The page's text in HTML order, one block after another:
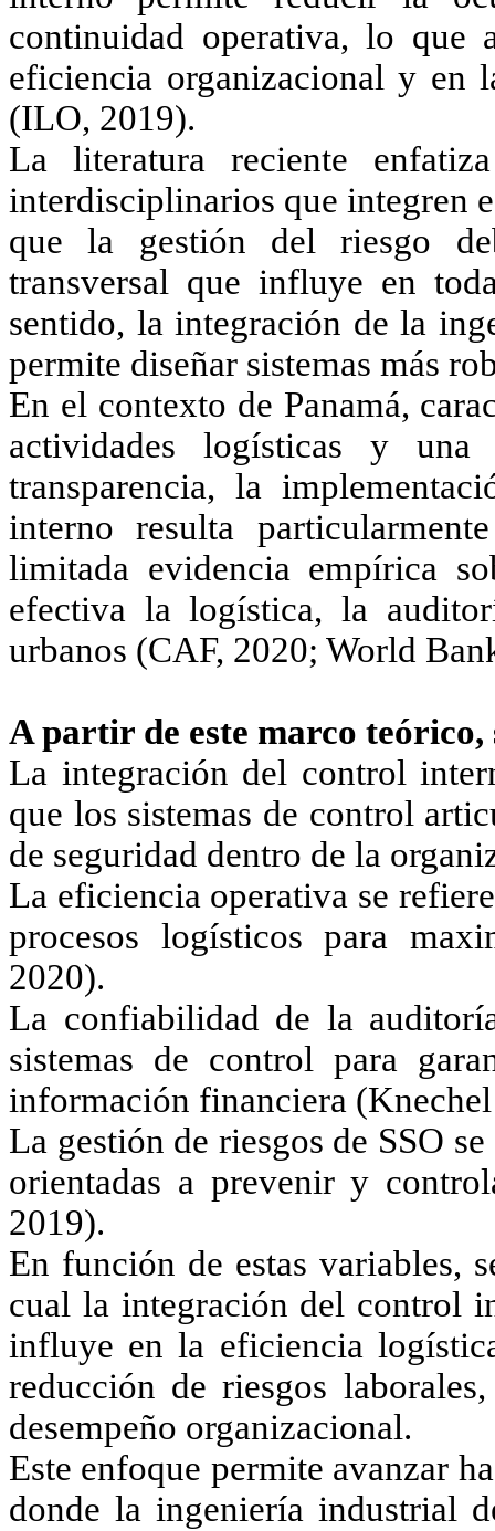
continuidad operativa, lo que
eficiencia organizacional y en
(ILO, 2019).
La literatura reciente
interdisciplinarios que integren
que la gestión del riesgo
transversal que influye en
sentido, la integración de la
permite diseñar sistemas más
En el contexto de Panamá,
actividades logísticas y
transparencia, la
interno resulta
limitada evidencia empírica
efectiva la logística, la
urbanos (CAF, 2020; World
A partir de este marco
La integración del control
que los sistemas de control
de seguridad dentro de la
La eficiencia operativa se
procesos logísticos para
2020).
La confiabilidad de la
sistemas de control para
información financiera
La gestión de riesgos de SSO
orientadas a prevenir y
2019).
En función de estas variables,
cual la integración del control
influye en la eficiencia
reducción de riesgos
desempeño organizacional.
Este enfoque permite avanzar
donde la ingeniería industrial